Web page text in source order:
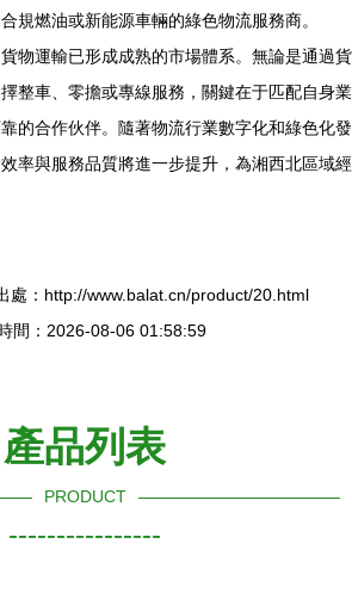
規燃油或新能源車輛的綠色物流服務商。
物運輸已形成成熟的市場體系。無論是通過貨
整車、零擔或專線服務，關鍵在于匹配自身業
的合作伙伴。隨著物流行業數字化和綠色化發
率與服務品質將進一步提升，為湘西北區域經
處：http://www.balat.cn/product/20.html
間：2026-08-06 01:58:59
產品列表
PRODUCT
----------------